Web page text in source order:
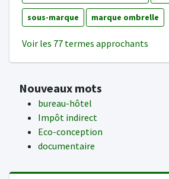
sous-marque marque ombrelle
Voir les 77 termes approchants
Nouveaux mots
bureau-hôtel
Impôt indirect
Eco-conception
documentaire